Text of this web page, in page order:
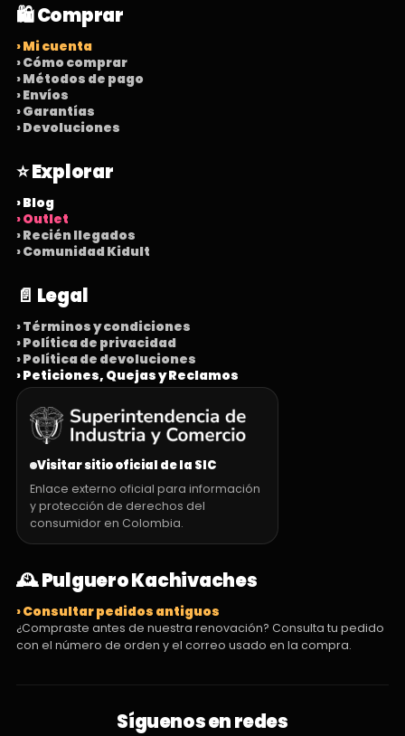
🛍️ Comprar
› Mi cuenta
› Cómo comprar
› Métodos de pago
› Envíos
› Garantías
› Devoluciones
⭐ Explorar
› Blog
› Outlet
› Recién llegados
› Comunidad Kidult
📄 Legal
› Términos y condiciones
› Política de privacidad
› Política de devoluciones
› Peticiones, Quejas y Reclamos
Visitar sitio oficial de la SIC
Enlace externo oficial para información
y protección de derechos del
consumidor en Colombia.
🕰️ Pulguero Kachivaches
› Consultar pedidos antiguos
¿Compraste antes de nuestra renovación? Consulta tu pedido
con el número de orden y el correo usado en la compra.
Síguenos en redes